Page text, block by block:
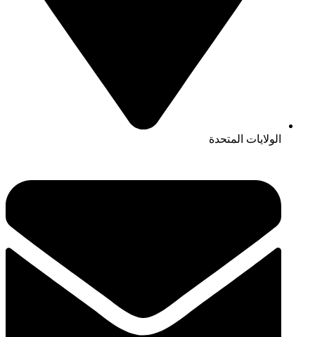
الولايات المتحدة